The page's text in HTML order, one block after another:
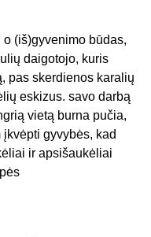
(iš)gyvenimo būdas,
daigotojo, kuris
pas skerdienos karalių
eskizus. savo darbą
vietą burna pučia,
gyvybės, kad
ir apsišaukėliai